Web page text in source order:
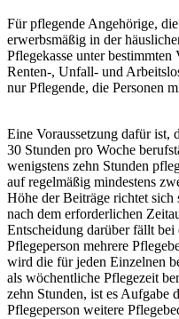
Für pflegende Angehörige,
erwerbsmäßig in der
Pflegekasse unter
Renten-, Unfall- und
nur Pflegende, die Personen
Eine Voraussetzung dafür ist,
30 Stunden pro Woche
wenigstens zehn Stunden
auf regelmäßig mindestens
Höhe der Beiträge richtet sich
nach dem erforderlichen
Entscheidung darüber fällt bei
Pflegeperson mehrere
wird die für jeden Einzelnen
als wöchentliche Pflegezeit
zehn Stunden, ist es Aufgabe
Pflegeperson weitere